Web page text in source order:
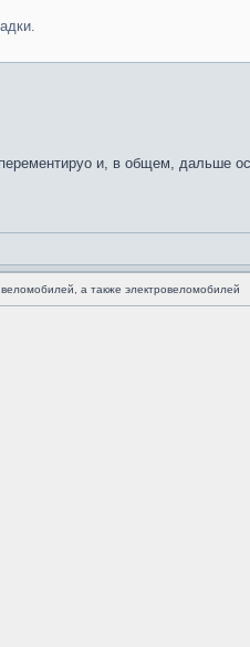
и, в общем, дальше
а также электровеломобилей